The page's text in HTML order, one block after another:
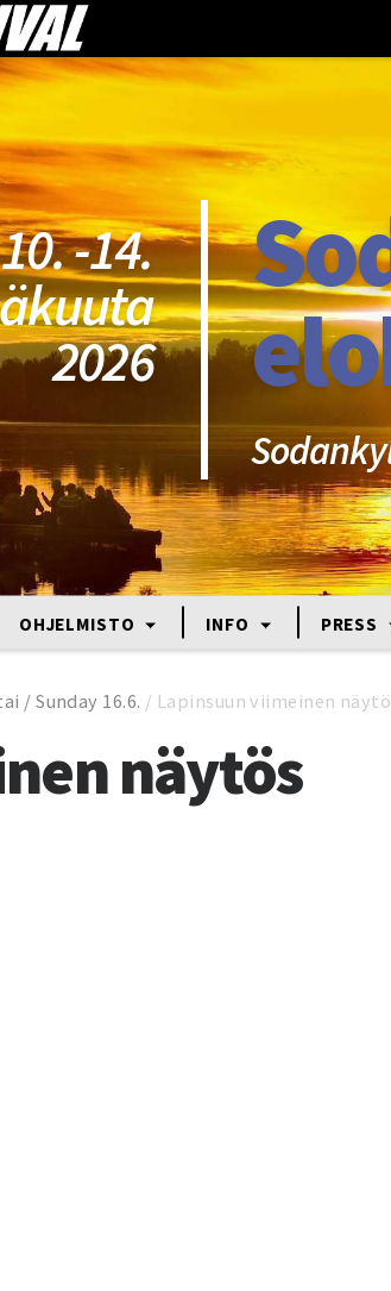
10. -14.
2026
OHJELMISTO INFO PRESS
/ Sunday 16.6. / Lapinsuun viimeinen
näytös